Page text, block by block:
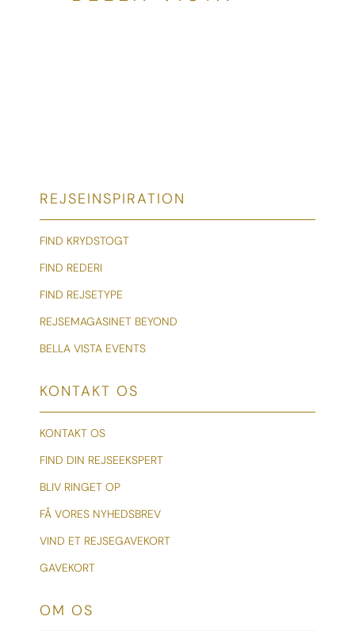
REJSEINSPIRATION
FIND KRYDSTOGT
FIND REDERI
FIND REJSETYPE
REJSEMAGASINET BEYOND
BELLA VISTA EVENTS
KONTAKT OS
KONTAKT OS
FIND DIN REJSEEKSPERT
BLIV RINGET OP
FÅ VORES NYHEDSBREV
VIND ET REJSEGAVEKORT
GAVEKORT
OM OS